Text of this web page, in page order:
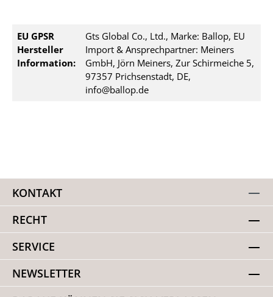
EU GPSR
Hersteller
Information:
Gts Global Co., Ltd., Marke: Ballop, EU
Import & Ansprechpartner: Meiners
GmbH, Jörn Meiners, Zur Schirmeiche 5,
97357 Prichsenstadt, DE,
info@ballop.de
KONTAKT
RECHT
SERVICE
NEWSLETTER